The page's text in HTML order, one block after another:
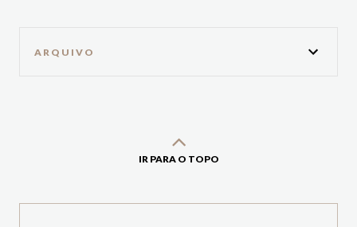
ARQUIVO
IR PARA O TOPO